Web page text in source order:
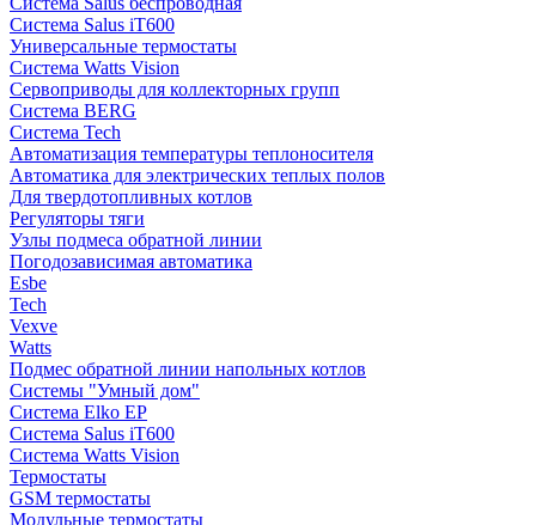
Система Salus iT600
Универсальные термостаты
Система Watts Vision
Сервоприводы для коллекторных групп
Система BERG
Система Tech
Автоматизация температуры теплоносителя
Автоматика для электрических теплых полов
Для твердотопливных котлов
Регуляторы тяги
Узлы подмеса обратной линии
Погодозависимая автоматика
Esbe
Tech
Vexve
Watts
Подмес обратной линии напольных котлов
Системы "Умный дом"
Система Elko EP
Система Salus iT600
Система Watts Vision
Термостаты
GSM термостаты
Модульные термостаты